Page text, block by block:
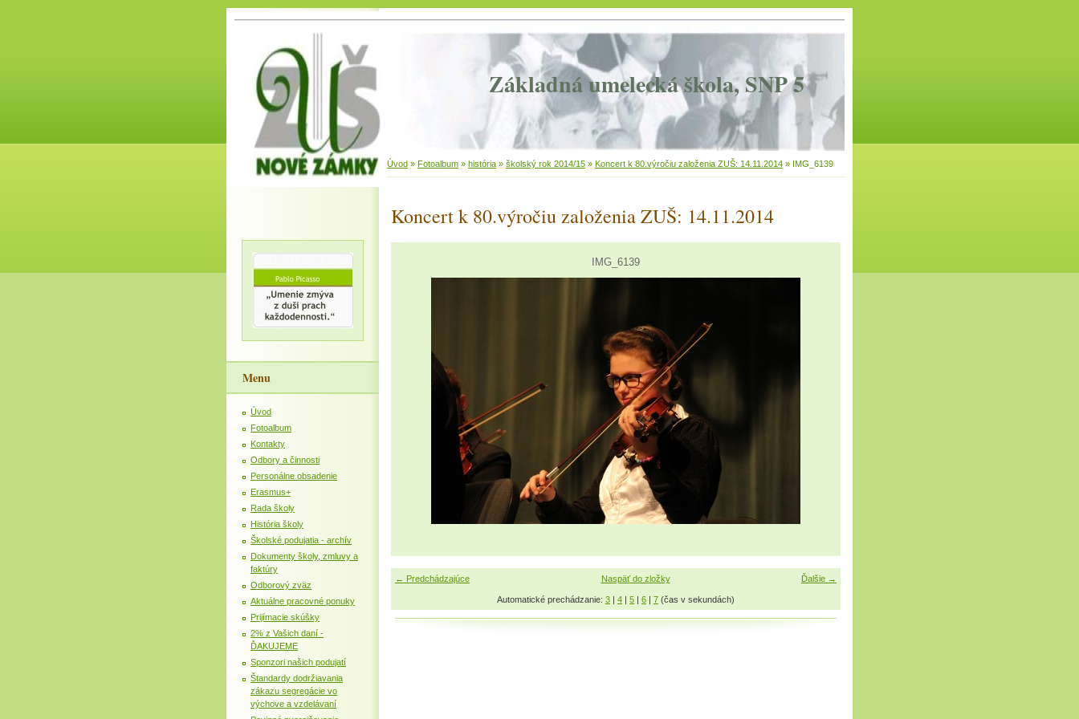
Základná umelecká škola, SNP 5
Úvod » Fotoalbum » história » školský rok 2014/15 » Koncert k 80.výročiu založenia ZUŠ: 14.11.2014 » IMG_6139
Koncert k 80.výročiu založenia ZUŠ: 14.11.2014
IMG_6139
← Predchádzajúce Ďalšie →
Naspäť do zložky
Automatické prechádzanie: 3 | 4 | 5 | 6 | 7 (čas v sekundách)
Menu
Úvod
Fotoalbum
Kontakty
Odbory a činnosti
Personálne obsadenie
Erasmus+
Rada školy
História školy
Školské podujatia - archív
Dokumenty školy, zmluvy a
faktúry
Odborový zväz
Aktuálne pracovné ponuky
Prijímacie skúšky
2% z Vašich daní -
ĎAKUJEME
Sponzori našich podujatí
Štandardy dodržiavania
zákazu segregácie vo
výchove a vzdelávaní